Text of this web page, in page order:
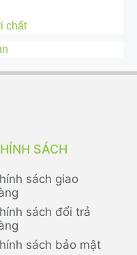
chất
SÁCH
sách giao
sách đổi trả
sách bảo mật